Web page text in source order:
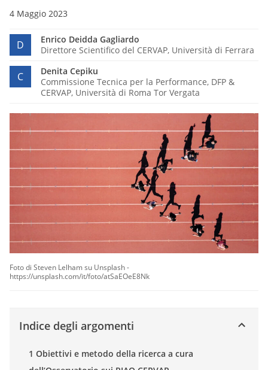
4 Maggio 2023
D
Enrico Deidda Gagliardo
Direttore Scientifico del CERVAP, Università di Ferrara
C
Denita Cepiku
Commissione Tecnica per la Performance, DFP &
CERVAP, Università di Roma Tor Vergata
Foto di Steven Lelham su Unsplash -
https://unsplash.com/it/foto/atSaEOeE8Nk
Indice degli argomenti
1 Obiettivi e metodo della ricerca a cura